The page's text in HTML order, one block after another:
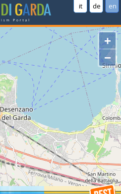
it de en
+
−